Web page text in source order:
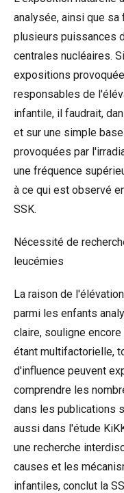
analysée, ainsi que
plusieurs puissances
centrales nucléaires.
expositions
responsables de
infantile, il faudrait,
et sur une simple
provoquées par
une fréquence
à ce qui est observé
SSK.
Nécessité de
leucémies
La raison de
parmi les enfants
claire, souligne
étant multifactorielle,
d'influence peuvent
comprendre les
dans les publications
aussi dans l'étude
une recherche
causes et les
infantiles, conclut la